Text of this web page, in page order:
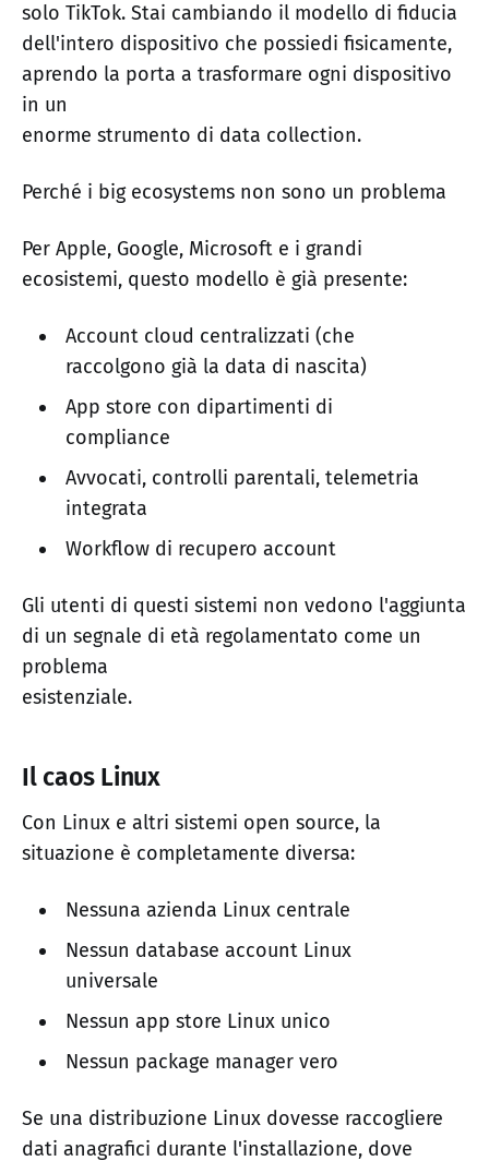
solo TikTok. Stai cambiando il modello di fiducia
dell'intero dispositivo che possiedi fisicamente,
aprendo la porta a trasformare ogni dispositivo
in un
enorme strumento di data collection.
Perché i big ecosystems non sono un problema
Per Apple, Google, Microsoft e i grandi
ecosistemi, questo modello è già presente:
Account cloud centralizzati (che
raccolgono già la data di nascita)
App store con dipartimenti di
compliance
Avvocati, controlli parentali, telemetria
integrata
Workflow di recupero account
Gli utenti di questi sistemi non vedono l'aggiunta
di un segnale di età regolamentato come un
problema
esistenziale.
Il caos Linux
Con Linux e altri sistemi open source, la
situazione è completamente diversa:
Nessuna azienda Linux centrale
Nessun database account Linux
universale
Nessun app store Linux unico
Nessun package manager vero
Se una distribuzione Linux dovesse raccogliere
dati anagrafici durante l'installazione, dove